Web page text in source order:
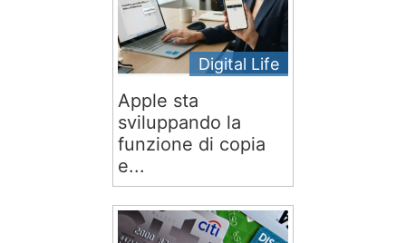
Digital Life
Apple sta
sviluppando la
funzione di copia
e...